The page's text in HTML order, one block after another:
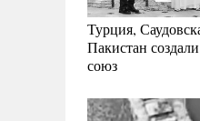
Турция,
Пакистан
союз